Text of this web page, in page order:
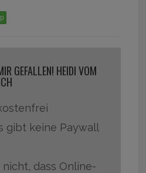
GEFALLEN! HEIDI VOM
gibt keine Paywall
dass Online-